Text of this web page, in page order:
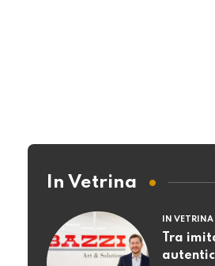
In Vetrina
IN VETRINA
Tra